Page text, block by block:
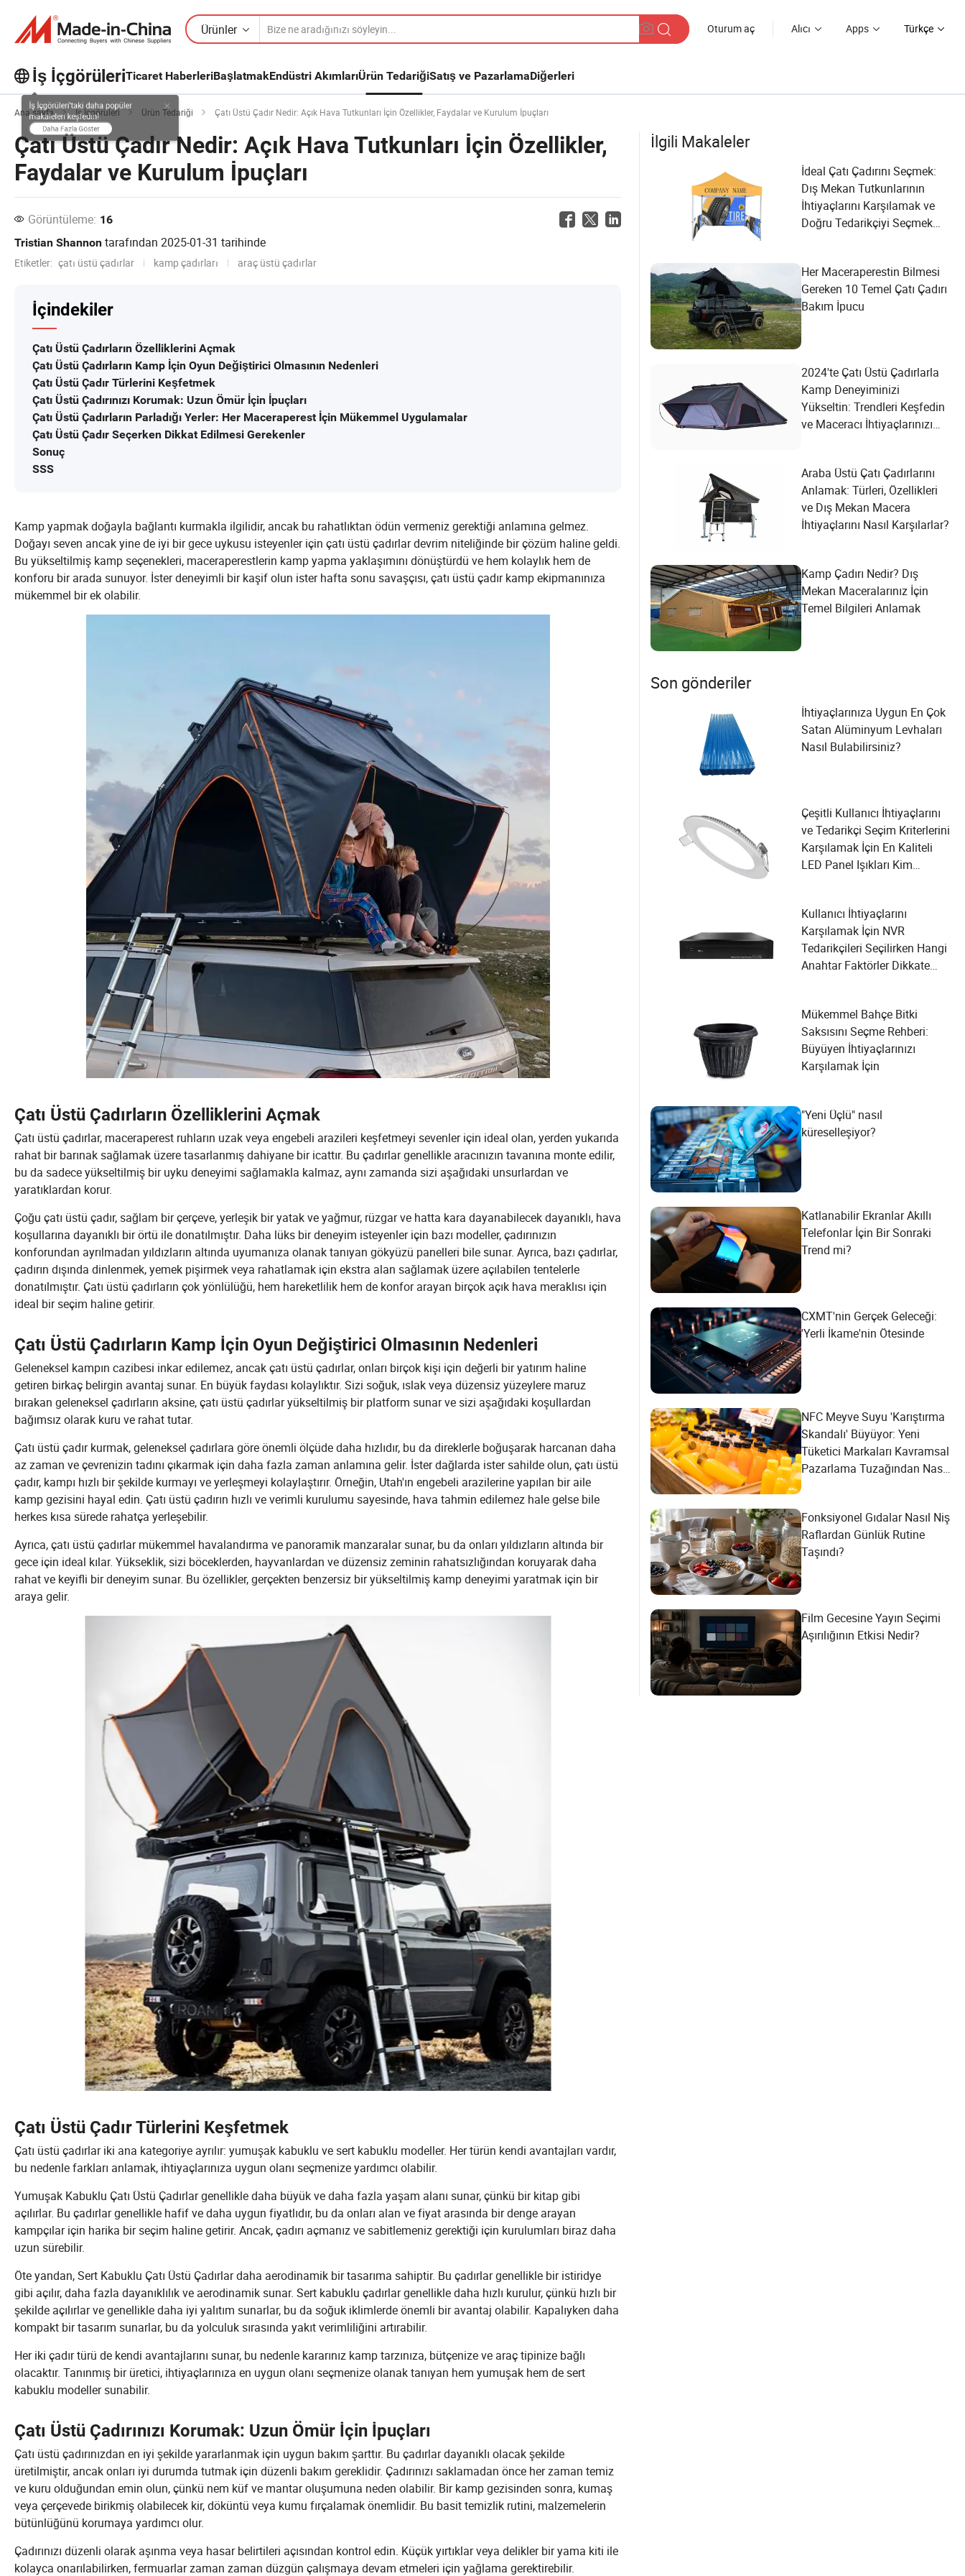
Ürünler Oturum aç Alıcı Apps Türkçe
İş İçgörüleriTicaret HaberleriBaşlatmakEndüstri AkımlarıÜrün TedariğiSatış ve PazarlamaDiğerleri
İş İçgörüleri'taki daha popüler
makaleleri keşfedin!
Daha Fazla Göster
Ana sayfa İş İçgörüleri Ürün Tedariği Çatı Üstü Çadır Nedir: Açık Hava Tutkunları İçin Özellikler, Faydalar ve Kurulum İpuçları
Çatı Üstü Çadır Nedir: Açık Hava Tutkunları İçin Özellikler,
Faydalar ve Kurulum İpuçları
Görüntüleme: 16
Tristian Shannon tarafından 2025-01-31 tarihinde
Etiketler: çatı üstü çadırlar kamp çadırları araç üstü çadırlar
İçindekiler
Çatı Üstü Çadırların Özelliklerini Açmak
Çatı Üstü Çadırların Kamp İçin Oyun Değiştirici Olmasının Nedenleri
Çatı Üstü Çadır Türlerini Keşfetmek
Çatı Üstü Çadırınızı Korumak: Uzun Ömür İçin İpuçları
Çatı Üstü Çadırların Parladığı Yerler: Her Maceraperest İçin Mükemmel Uygulamalar
Çatı Üstü Çadır Seçerken Dikkat Edilmesi Gerekenler
Sonuç
SSS
Kamp yapmak doğayla bağlantı kurmakla ilgilidir, ancak bu rahatlıktan ödün vermeniz gerektiği anlamına gelmez.
Doğayı seven ancak yine de iyi bir gece uykusu isteyenler için çatı üstü çadırlar devrim niteliğinde bir çözüm haline geldi.
Bu yükseltilmiş kamp seçenekleri, maceraperestlerin kamp yapma yaklaşımını dönüştürdü ve hem kolaylık hem de
konforu bir arada sunuyor. İster deneyimli bir kaşif olun ister hafta sonu savaşçısı, çatı üstü çadır kamp ekipmanınıza
mükemmel bir ek olabilir.
Çatı Üstü Çadırların Özelliklerini Açmak
Çatı üstü çadırlar, maceraperest ruhların uzak veya engebeli arazileri keşfetmeyi sevenler için ideal olan, yerden yukarıda
rahat bir barınak sağlamak üzere tasarlanmış dahiyane bir icattır. Bu çadırlar genellikle aracınızın tavanına monte edilir,
bu da sadece yükseltilmiş bir uyku deneyimi sağlamakla kalmaz, aynı zamanda sizi aşağıdaki unsurlardan ve
yaratıklardan korur.
Çoğu çatı üstü çadır, sağlam bir çerçeve, yerleşik bir yatak ve yağmur, rüzgar ve hatta kara dayanabilecek dayanıklı, hava
koşullarına dayanıklı bir örtü ile donatılmıştır. Daha lüks bir deneyim isteyenler için bazı modeller, çadırınızın
konforundan ayrılmadan yıldızların altında uyumanıza olanak tanıyan gökyüzü panelleri bile sunar. Ayrıca, bazı çadırlar,
çadırın dışında dinlenmek, yemek pişirmek veya rahatlamak için ekstra alan sağlamak üzere açılabilen tentelerle
donatılmıştır. Çatı üstü çadırların çok yönlülüğü, hem hareketlilik hem de konfor arayan birçok açık hava meraklısı için
ideal bir seçim haline getirir.
Çatı Üstü Çadırların Kamp İçin Oyun Değiştirici Olmasının Nedenleri
Geleneksel kampın cazibesi inkar edilemez, ancak çatı üstü çadırlar, onları birçok kişi için değerli bir yatırım haline
getiren birkaç belirgin avantaj sunar. En büyük faydası kolaylıktır. Sizi soğuk, ıslak veya düzensiz yüzeylere maruz
bırakan geleneksel çadırların aksine, çatı üstü çadırlar yükseltilmiş bir platform sunar ve sizi aşağıdaki koşullardan
bağımsız olarak kuru ve rahat tutar.
Çatı üstü çadır kurmak, geleneksel çadırlara göre önemli ölçüde daha hızlıdır, bu da direklerle boğuşarak harcanan daha
az zaman ve çevrenizin tadını çıkarmak için daha fazla zaman anlamına gelir. İster dağlarda ister sahilde olun, çatı üstü
çadır, kampı hızlı bir şekilde kurmayı ve yerleşmeyi kolaylaştırır. Örneğin, Utah'ın engebeli arazilerine yapılan bir aile
kamp gezisini hayal edin. Çatı üstü çadırın hızlı ve verimli kurulumu sayesinde, hava tahmin edilemez hale gelse bile
herkes kısa sürede rahatça yerleşebilir.
Ayrıca, çatı üstü çadırlar mükemmel havalandırma ve panoramik manzaralar sunar, bu da onları yıldızların altında bir
gece için ideal kılar. Yükseklik, sizi böceklerden, hayvanlardan ve düzensiz zeminin rahatsızlığından koruyarak daha
rahat ve keyifli bir deneyim sunar. Bu özellikler, gerçekten benzersiz bir yükseltilmiş kamp deneyimi yaratmak için bir
araya gelir.
Çatı Üstü Çadır Türlerini Keşfetmek
Çatı üstü çadırlar iki ana kategoriye ayrılır: yumuşak kabuklu ve sert kabuklu modeller. Her türün kendi avantajları vardır,
bu nedenle farkları anlamak, ihtiyaçlarınıza uygun olanı seçmenize yardımcı olabilir.
Yumuşak Kabuklu Çatı Üstü Çadırlar genellikle daha büyük ve daha fazla yaşam alanı sunar, çünkü bir kitap gibi
açılırlar. Bu çadırlar genellikle hafif ve daha uygun fiyatlıdır, bu da onları alan ve fiyat arasında bir denge arayan
kampçılar için harika bir seçim haline getirir. Ancak, çadırı açmanız ve sabitlemeniz gerektiği için kurulumları biraz daha
uzun sürebilir.
Öte yandan, Sert Kabuklu Çatı Üstü Çadırlar daha aerodinamik bir tasarıma sahiptir. Bu çadırlar genellikle bir istiridye
gibi açılır, daha fazla dayanıklılık ve aerodinamik sunar. Sert kabuklu çadırlar genellikle daha hızlı kurulur, çünkü hızlı bir
şekilde açılırlar ve genellikle daha iyi yalıtım sunarlar, bu da soğuk iklimlerde önemli bir avantaj olabilir. Kapalıyken daha
kompakt bir tasarım sunarlar, bu da yolculuk sırasında yakıt verimliliğini artırabilir.
Her iki çadır türü de kendi avantajlarını sunar, bu nedenle kararınız kamp tarzınıza, bütçenize ve araç tipinize bağlı
olacaktır. Tanınmış bir üretici, ihtiyaçlarınıza en uygun olanı seçmenize olanak tanıyan hem yumuşak hem de sert
kabuklu modeller sunabilir.
Çatı Üstü Çadırınızı Korumak: Uzun Ömür İçin İpuçları
Çatı üstü çadırınızdan en iyi şekilde yararlanmak için uygun bakım şarttır. Bu çadırlar dayanıklı olacak şekilde
üretilmiştir, ancak onları iyi durumda tutmak için düzenli bakım gereklidir. Çadırınızı saklamadan önce her zaman temiz
ve kuru olduğundan emin olun, çünkü nem küf ve mantar oluşumuna neden olabilir. Bir kamp gezisinden sonra, kumaş
veya çerçevede birikmiş olabilecek kir, döküntü veya kumu fırçalamak önemlidir. Bu basit temizlik rutini, malzemelerin
bütünlüğünü korumaya yardımcı olur.
Çadırınızı düzenli olarak aşınma veya hasar belirtileri açısından kontrol edin. Küçük yırtıklar veya delikler bir yama kiti ile
kolayca onarılabilirken, fermuarlar zaman zaman düzgün çalışmaya devam etmeleri için yağlama gerektirebilir.
İlgili Makaleler
İdeal Çatı Çadırını Seçmek:
Dış Mekan Tutkunlarının
İhtiyaçlarını Karşılamak ve
Doğru Tedarikçiyi Seçmek
Her Maceraperestin Bilmesi
Gereken 10 Temel Çatı Çadırı
Bakım İpucu
2024'te Çatı Üstü Çadırlarla
Kamp Deneyiminizi
Yükseltin: Trendleri Keşfedin
ve Maceracı İhtiyaçlarınızı
Araba Üstü Çatı Çadırlarını
Anlamak: Türleri, Özellikleri
ve Dış Mekan Macera
İhtiyaçlarını Nasıl Karşılarlar?
Kamp Çadırı Nedir? Dış
Mekan Maceralarınız İçin
Temel Bilgileri Anlamak
Son gönderiler
İhtiyaçlarınıza Uygun En Çok
Satan Alüminyum Levhaları
Nasıl Bulabilirsiniz?
Çeşitli Kullanıcı İhtiyaçlarını
ve Tedarikçi Seçim Kriterlerini
Karşılamak İçin En Kaliteli
LED Panel Işıkları Kim
Kullanıcı İhtiyaçlarını
Karşılamak İçin NVR
Tedarikçileri Seçilirken Hangi
Anahtar Faktörler Dikkate
Mükemmel Bahçe Bitki
Saksısını Seçme Rehberi:
Büyüyen İhtiyaçlarınızı
Karşılamak İçin
"Yeni Üçlü" nasıl
küreselleşiyor?
Katlanabilir Ekranlar Akıllı
Telefonlar İçin Bir Sonraki
Trend mi?
CXMT'nin Gerçek Geleceği:
'Yerli İkame'nin Ötesinde
NFC Meyve Suyu 'Karıştırma
Skandalı' Büyüyor: Yeni
Tüketici Markaları Kavramsal
Pazarlama Tuzağından Nasıl
Fonksiyonel Gıdalar Nasıl Niş
Raflardan Günlük Rutine
Taşındı?
Film Gecesine Yayın Seçimi
Aşırılığının Etkisi Nedir?